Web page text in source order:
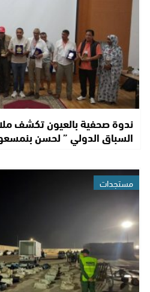
ندوة صحفية بالعيون تكشف
السباق الدولي ” لحسن
مستجدات